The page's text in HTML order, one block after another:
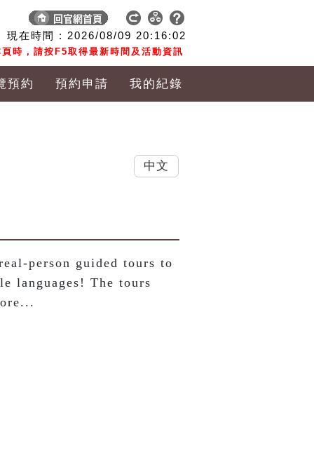
現在時間 : 2026/08/09 20:16:02
時，請按F5取得最新時間及活動資訊
預約 預約申請 我的紀錄
person guided tours to
languages! The tours